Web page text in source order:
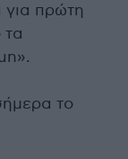
για πρώτη
το